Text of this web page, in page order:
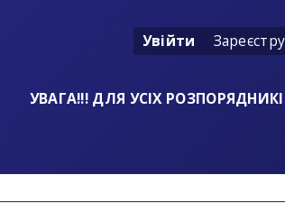
Увійти
УВАГА!!! ДЛЯ УСІХ